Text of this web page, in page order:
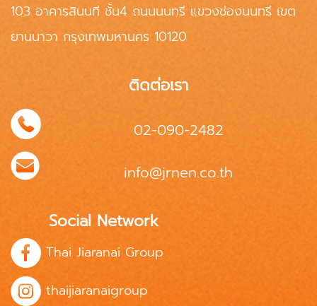
103 อาคารสินนที ชั้น4 ถนนนนทรี แขวงช่องนนทรี เขต
ยานนาวา กรุงเทพมหานคร 10120
ติดต่อเรา
02-090-2482
info@jrnen.co.th
Social Network
Thai Jiaranai Group
thaijiaranaigroup